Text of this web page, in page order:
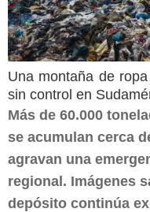
Una montaña de
sin control en
Más de 60.000
se acumulan cerca
agravan una
regional. Imágenes
depósito continúa